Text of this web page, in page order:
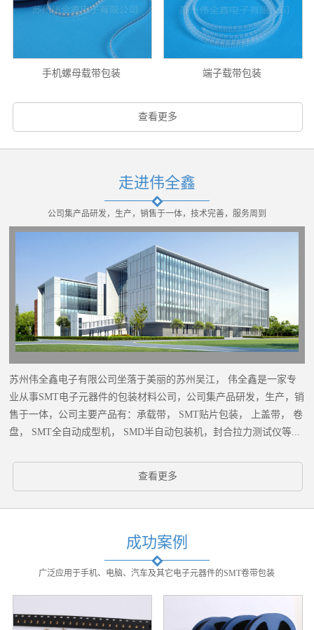
手机螺母载带包装 端子载带包装
查看更多
走进伟全鑫
公司集产品研发，生产，销售于一体，技术完善，服务周到
苏州伟全鑫电子有限公司坐落于美丽的苏州吴江， 伟全鑫是一家专
业从事SMT电子元器件的包装材料公司，公司集产品研发，生产，销
售于一体，公司主要产品有：承载带， SMT贴片包装， 上盖带， 卷
盘， SMT全自动成型机， SMD半自动包装机，封合拉力测试仪等...
查看更多
成功案例
广泛应用于手机、电脑、汽车及其它电子元器件的SMT卷带包装